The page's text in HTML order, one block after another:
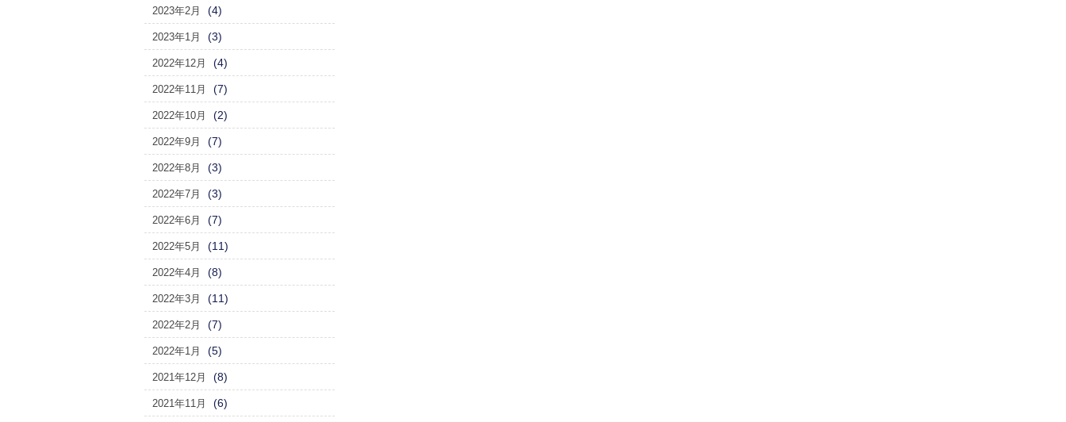
2023年2月 (4)
2023年1月 (3)
2022年12月 (4)
2022年11月 (7)
2022年10月 (2)
2022年9月 (7)
2022年8月 (3)
2022年7月 (3)
2022年6月 (7)
2022年5月 (11)
2022年4月 (8)
2022年3月 (11)
2022年2月 (7)
2022年1月 (5)
2021年12月 (8)
2021年11月 (6)